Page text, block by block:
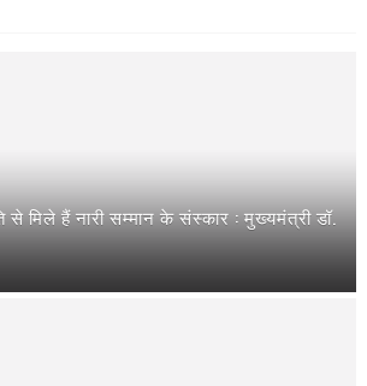
से मिले हैं नारी सम्मान के संस्कार : मुख्यमंत्री डॉ.